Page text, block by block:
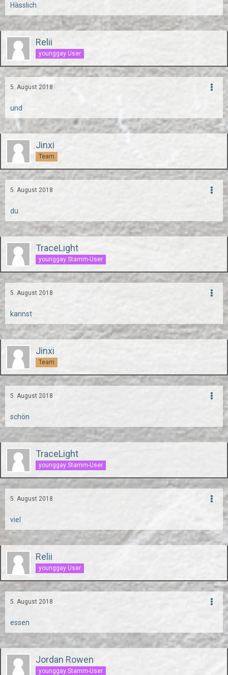
Hässlich
Relii
younggay User
5. August 2018
und
Jinxi
Team
5. August 2018
du
TraceLight
younggay Stamm-User
5. August 2018
kannst
Jinxi
Team
5. August 2018
schön
TraceLight
younggay Stamm-User
5. August 2018
viel
Relii
younggay User
5. August 2018
essen
Jordan Rowen
younggay Stamm-User